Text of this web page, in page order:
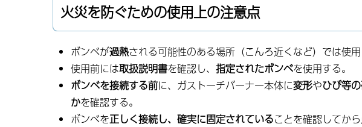
火災を防ぐための使用上の注意点
ボンベが過熱される可能性のある場所（こんろ近くなど）では使用
使用前には取扱説明書を確認し、 指定されたボンベを使用する。
ボンベを接続する前に、ガストーチバーナー本体に変形やひび等
かを確認する。
ボンベを正しく接続し、確実に固定されていることを確認してから